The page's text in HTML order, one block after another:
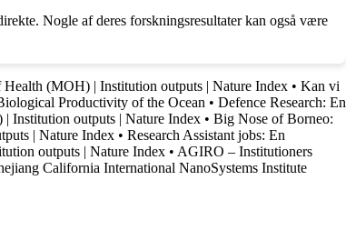
Nogle af deres forskningsresultater kan også være
(MOH) | Institution outputs | Nature Index • Kan vi
Productivity of the Ocean • Defence Research: En
outputs | Nature Index • Big Nose of Borneo:
| Nature Index • Research Assistant jobs: En
outputs | Nature Index • AGIRO – Institutioners
California International NanoSystems Institute